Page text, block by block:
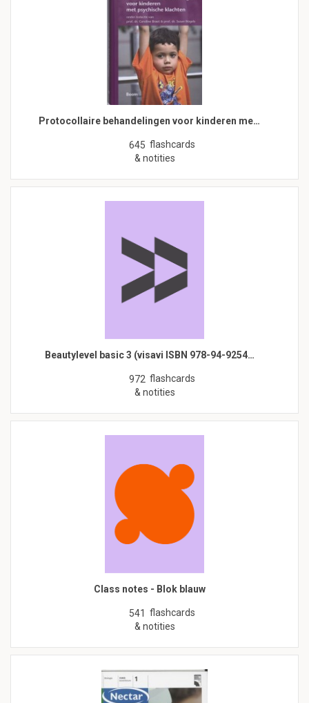
Protocollaire behandelingen voor kinderen me…
645 flashcards
& notities
Beautylevel basic 3 (visavi ISBN 978-94-9254…
972 flashcards
& notities
Class notes - Blok blauw
541 flashcards
& notities